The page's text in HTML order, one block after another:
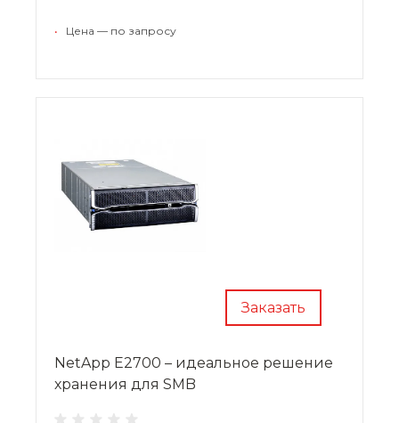
• Цена — по запросу
Заказать
NetApp E2700 – идеальное решение
хранения для SMB